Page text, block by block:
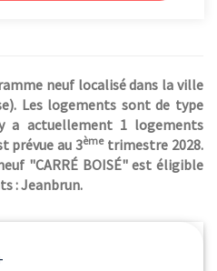
neuf localisé dans la ville
Les logements sont de type
a actuellement 1 logements
prévue au 3èmetrimestre 2028.
"CARRÉ BOISÉ" est éligible
: Jeanbrun.